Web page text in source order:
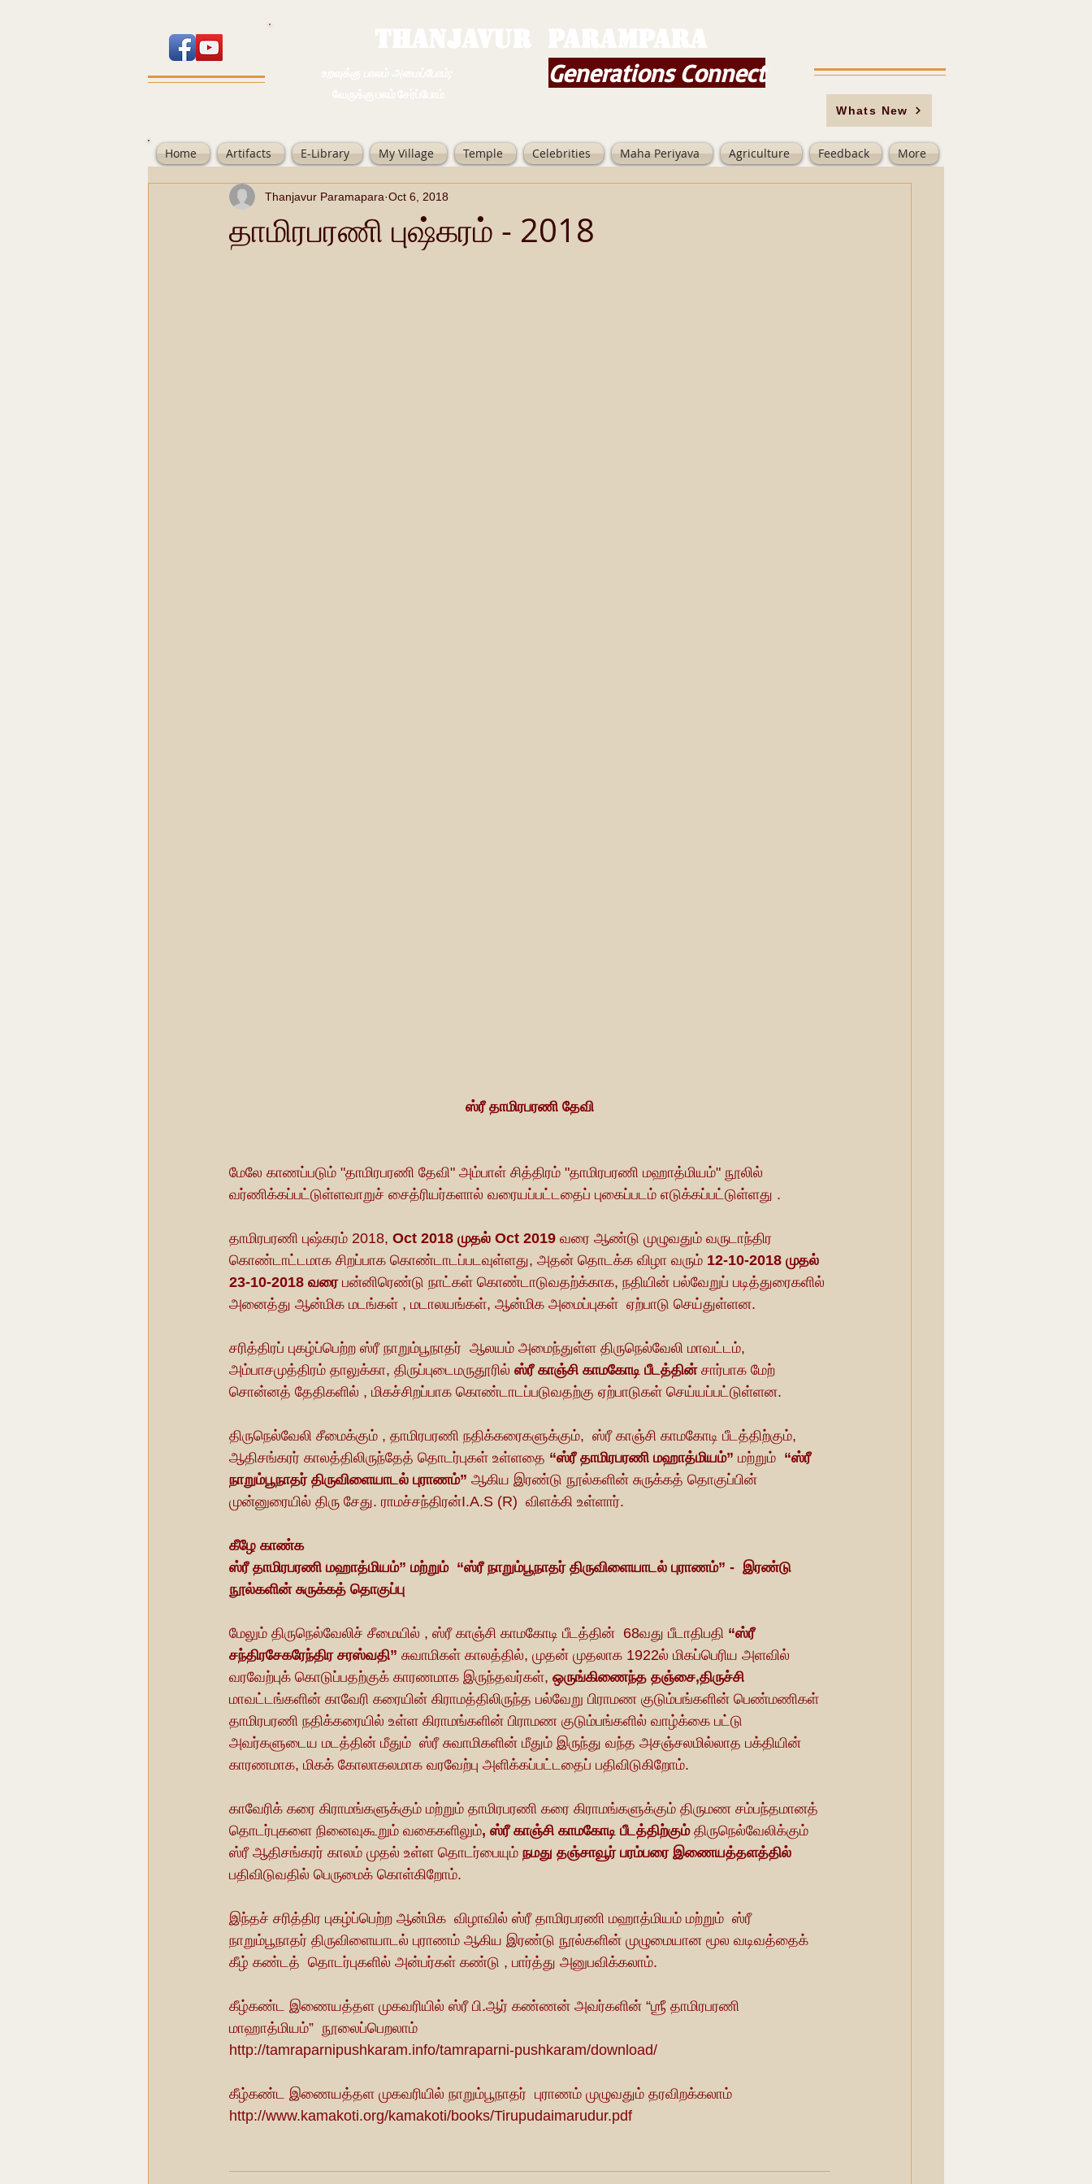
Generations Connect
Whats New
Home Artifacts E-Library My Village Temple Celebrities Maha Periyava Agriculture Feedback More
தாமிரபரணி புஷ்கரம் - 2018
Thanjavur Paramapara Oct 6, 2018
ஸ்ரீ தாமிரபரணி தேவி
மேலே காணப்படும் "தாமிரபரணி தேவி" அம்பாள் சித்திரம் "தாமிரபரணி மஹாத்மியம்" நூலில்
வர்ணிக்கப்பட்டுள்ளவாறுச் சைத்ரியர்களால் வரையப்பட்டதைப் புகைப்படம் எடுக்கப்பட்டுள்ளது .
தாமிரபரணி புஷ்கரம் 2018, Oct 2018 முதல் Oct 2019 வரை ஆண்டு முழுவதும் வருடாந்திர
கொண்டாட்டமாக சிறப்பாக கொண்டாடப்படவுள்ளது, அதன் தொடக்க விழா வரும் 12-10-2018 முதல்
23-10-2018 வரை பன்னிரெண்டு நாட்கள் கொண்டாடுவதற்க்காக, நதியின் பல்வேறுப் படித்துரைகளில்
அனைத்து ஆன்மிக மடங்கள் , மடாலயங்கள், ஆன்மிக அமைப்புகள்  ஏற்பாடு செய்துள்ளன.
சரித்திரப் புகழ்ப்பெற்ற ஸ்ரீ நாறும்பூநாதர்  ஆலயம் அமைந்துள்ள திருநெல்வேலி மாவட்டம்,
அம்பாசமுத்திரம் தாலுக்கா, திருப்புடைமருதூரில் ஸ்ரீ காஞ்சி காமகோடி பீடத்தின் சார்பாக மேற்
சொன்னத் தேதிகளில் , மிகச்சிறப்பாக கொண்டாடப்படுவதற்கு ஏற்பாடுகள் செய்யப்பட்டுள்ளன.
திருநெல்வேலி சீமைக்கும் , தாமிரபரணி நதிக்கரைகளுக்கும்,  ஸ்ரீ காஞ்சி காமகோடி பீடத்திற்கும்,
ஆதிசங்கரர் காலத்திலிருந்தேத் தொடர்புகள் உள்ளதை “ஸ்ரீ தாமிரபரணி மஹாத்மியம்” மற்றும் “ஸ்ரீ
நாறும்பூநாதர் திருவிளையாடல் புராணம்” ஆகிய இரண்டு நூல்களின் சுருக்கத் தொகுப்பின்
முன்னுரையில் திரு சேது. ராமச்சந்திரன்I.A.S (R)  விளக்கி உள்ளார்.
கீழே காண்க
ஸ்ரீ தாமிரபரணி மஹாத்மியம்” மற்றும்  “ஸ்ரீ நாறும்பூநாதர் திருவிளையாடல் புராணம்” -  இரண்டு
நூல்களின் சுருக்கத் தொகுப்பு
மேலும் திருநெல்வேலிச் சீமையில் , ஸ்ரீ காஞ்சி காமகோடி பீடத்தின்  68வது பீடாதிபதி “ஸ்ரீ
சந்திரசேகரேந்திர சரஸ்வதி” சுவாமிகள் காலத்தில், முதன் முதலாக 1922ல் மிகப்பெரிய அளவில்
வரவேற்புக் கொடுப்பதற்குக் காரணமாக இருந்தவர்கள், ஒருங்கிணைந்த தஞ்சை,திருச்சி
மாவட்டங்களின் காவேரி கரையின் கிராமத்திலிருந்த பல்வேறு பிராமண குடும்பங்களின் பெண்மணிகள்
தாமிரபரணி நதிக்கரையில் உள்ள கிராமங்களின் பிராமண குடும்பங்களில் வாழ்க்கை பட்டு
அவர்களுடைய மடத்தின் மீதும்  ஸ்ரீ சுவாமிகளின் மீதும் இருந்து வந்த அசஞ்சலமில்லாத பக்தியின்
காரணமாக, மிகக் கோலாகலமாக வரவேற்பு அளிக்கப்பட்டதைப் பதிவிடுகிறோம்.
காவேரிக் கரை கிராமங்களுக்கும் மற்றும் தாமிரபரணி கரை கிராமங்களுக்கும் திருமண சம்பந்தமானத்
தொடர்புகளை நினைவுகூறும் வகைகளிலும், ஸ்ரீ காஞ்சி காமகோடி பீடத்திற்கும் திருநெல்வேலிக்கும்
ஸ்ரீ ஆதிசங்கரர் காலம் முதல் உள்ள தொடர்பையும் நமது தஞ்சாவூர் பரம்பரை இணையத்தளத்தில்
பதிவிடுவதில் பெருமைக் கொள்கிறோம்.
இந்தச் சரித்திர புகழ்ப்பெற்ற ஆன்மிக  விழாவில் ஸ்ரீ தாமிரபரணி மஹாத்மியம் மற்றும்  ஸ்ரீ
நாறும்பூநாதர் திருவிளையாடல் புராணம் ஆகிய இரண்டு நூல்களின் முழுமையான மூல வடிவத்தைக்
கீழ் கண்டத்  தொடர்புகளில் அன்பர்கள் கண்டு , பார்த்து அனுபவிக்கலாம்.
கீழ்கண்ட இணையத்தள முகவரியில் ஸ்ரீ பி.ஆர் கண்ணன் அவர்களின் “ஶ்ரீ தாமிரபரணி
மாஹாத்மியம்”  நூலைப்பெறலாம்
http://tamraparnipushkaram.info/tamraparni-pushkaram/download/
கீழ்கண்ட இணையத்தள முகவரியில் நாறும்பூநாதர்  புராணம் முழுவதும் தரவிறக்கலாம்
http://www.kamakoti.org/kamakoti/books/Tirupudaimarudur.pdf